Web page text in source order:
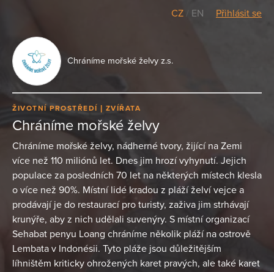
CZ / EN Přihlásit se
Chráníme mořské želvy z.s.
ŽIVOTNÍ PROSTŘEDÍ ZVÍŘATA
Chráníme mořské želvy
Chráníme mořské želvy, nádherné tvory, žijící na Zemi
více než 110 miliónů let. Dnes jim hrozí vyhynutí. Jejich
populace za posledních 70 let na některých místech klesla
o více než 90%. Místní lidé kradou z pláží želví vejce a
prodávají je do restaurací pro turisty, zaživa jim strhávají
krunýře, aby z nich udělali suvenýry. S místní organizací
Sehabat penyu Loang chráníme několik pláží na ostrově
Lembata v Indonésii. Tyto pláže jsou důležitějším
líhništěm kriticky ohrožených karet pravých, ale také karet